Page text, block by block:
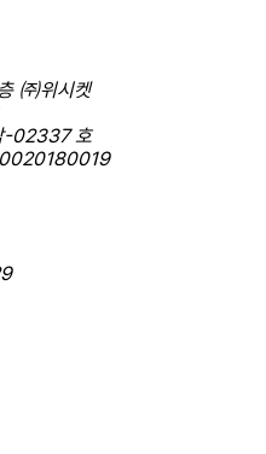
㈜위시켓
-02337 호